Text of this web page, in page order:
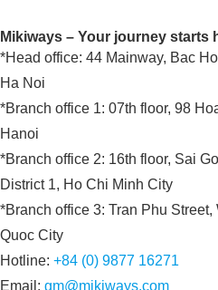
Mikiways – Your journey starts
*Head office: 44 Mainway, Bac
Ha Noi
*Branch office 1: 07th floor, 98
Hanoi
*Branch office 2: 16th floor, Sai
District 1, Ho Chi Minh City
*Branch office 3: Tran Phu
Quoc City
Hotline: +84 (0) 9877 16271
Email: gm@mikiways.com